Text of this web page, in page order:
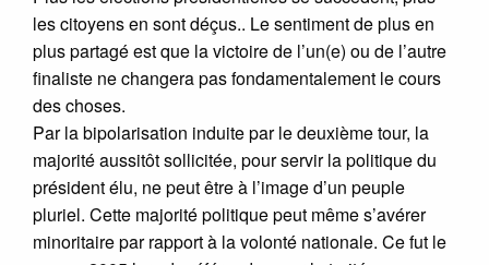
les citoyens en sont déçus.. Le sentiment de plus en
plus partagé est que la victoire de l’un(e) ou de l’autre
finaliste ne changera pas fondamentalement le cours
des choses.
Par la bipolarisation induite par le deuxième tour, la
majorité aussitôt sollicitée, pour servir la politique du
président élu, ne peut être à l’image d’un peuple
pluriel. Cette majorité politique peut même s’avérer
minoritaire par rapport à la volonté nationale. Ce fut le